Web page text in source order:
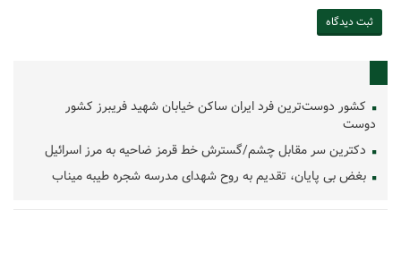
کشور دوست‌ترین فرد ایران ساکن خیابان شهید فریبرز کشور
دوست
دکترین سر مقابل چشم/گسترش خط قرمز ضاحیه به مرز اسرائیل
بغض بی پایان، تقدیم به روح شهدای مدرسه شجره طیبه میناب